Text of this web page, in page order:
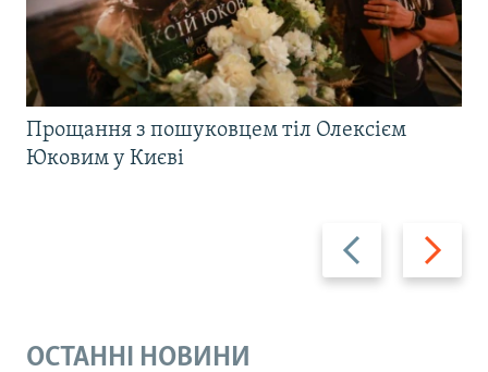
Назад Вперед
Прощання з пошуковцем тіл Олексієм
Юковим у Києві
ОСТАННІ НОВИНИ